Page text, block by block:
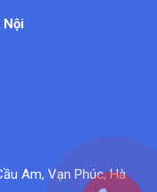
Am, Vạn Phúc, Hà